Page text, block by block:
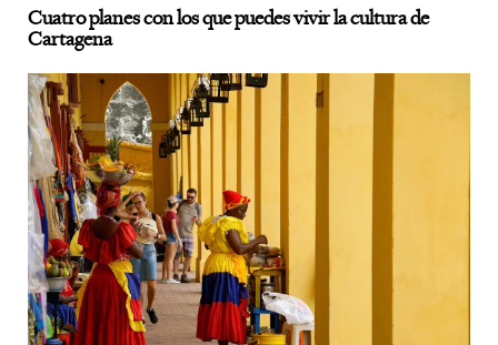
Cuatro planes con los que puedes vivir la cultura de
Cartagena